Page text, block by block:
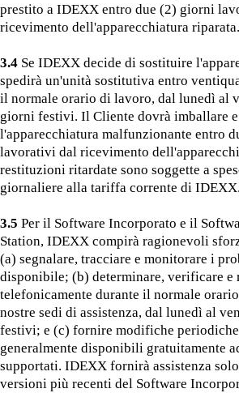
prestito a IDEXX entro due (2) giorni
ricevimento dell'apparecchiatura riparata.
3.4 Se IDEXX decide di sostituire
spedirà un'unità sostitutiva entro
il normale orario di lavoro, dal lunedì al
giorni festivi. Il Cliente dovrà imballare
l'apparecchiatura malfunzionante entro
lavorativi dal ricevimento
restituzioni ritardate sono soggette a
giornaliere alla tariffa corrente di IDEXX.
3.5 Per il Software Incorporato e il
Station, IDEXX compirà ragionevoli
(a) segnalare, tracciare e monitorare i
disponibile; (b) determinare, verificare
telefonicamente durante il normale
nostre sedi di assistenza, dal lunedì al
festivi; e (c) fornire modifiche
generalmente disponibili gratuitamente
supportati. IDEXX fornirà assistenza
versioni più recenti del Software